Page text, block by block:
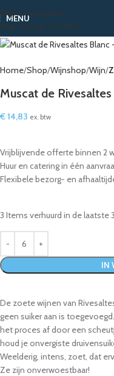
Skip to navigation
Skip to main content
MENU
Home Shop Wijnshop Wijn
Muscat de
€14,83 ex. btw
Vrijblijvende offerte binnen 2
Huur en catering in één
Flexibele bezorg- en
3 Items verhuurd in de laatste
IN
De zoete wijnen van
geen suiker aan is
het proces af door een
houd je onvergiste
Weelderig, intens, zoet, dat
Ze zijn onverwoestbaar!